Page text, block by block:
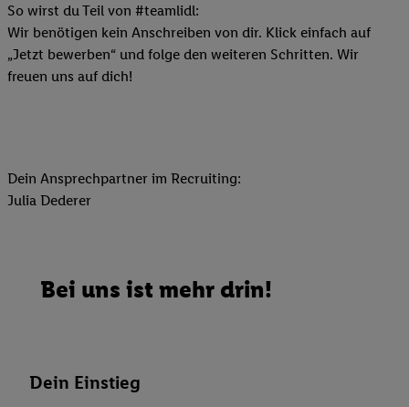
So wirst du Teil von #teamlidl:
Wir benötigen kein Anschreiben von dir. Klick einfach auf
„Jetzt bewerben“ und folge den weiteren Schritten. Wir
freuen uns auf dich!
Dein Ansprechpartner im Recruiting:
Julia Dederer
Bei uns ist mehr drin!
Dein Einstieg